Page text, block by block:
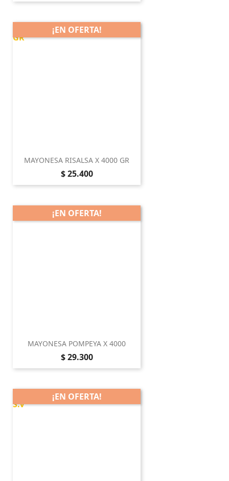
MAYONESA RISALSA X 4000 GR
Precio
$ 25.400
¡EN OFERTA!
MAYONESA POMPEYA X 4000
Precio
$ 29.300
¡EN OFERTA!
¡EN OFERTA!